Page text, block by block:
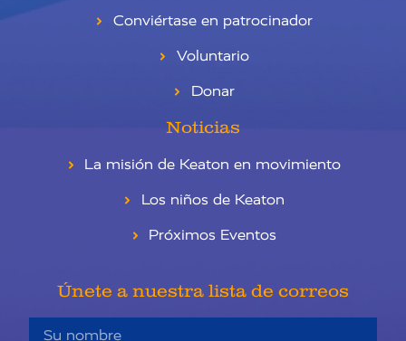
Conviértase en patrocinador
Voluntario
Donar
Noticias
La misión de Keaton en movimiento
Los niños de Keaton
Próximos Eventos
Únete a nuestra lista de correos